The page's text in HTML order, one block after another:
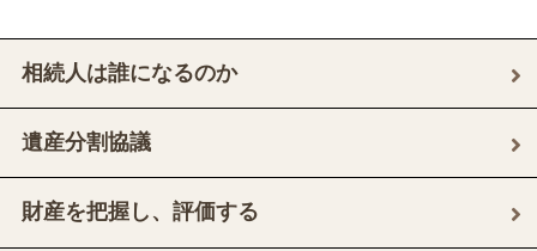
相続人は誰になるのか
遺産分割協議
財産を把握し、評価する